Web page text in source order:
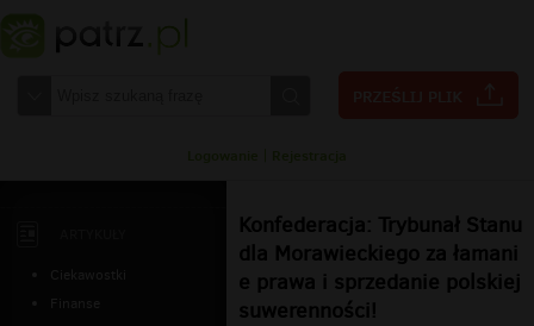
Konfederacja: Trybunał Stanu
dla Morawieckiego za łamani
e prawa i sprzedanie polskiej
suwerenności!